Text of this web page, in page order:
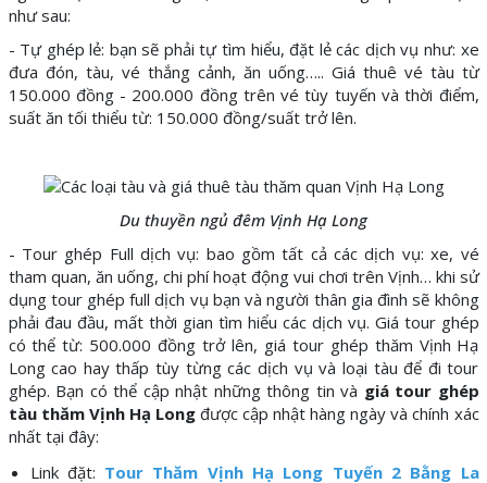
như sau:
- Tự ghép lẻ: bạn sẽ phải tự tìm hiểu, đặt lẻ các dịch vụ như: xe
đưa đón, tàu, vé thắng cảnh, ăn uống….. Giá thuê vé tàu từ
150.000 đồng - 200.000 đồng trên vé tùy tuyến và thời điểm,
suất ăn tối thiểu từ: 150.000 đồng/suất trở lên.
Du thuyền ngủ đêm Vịnh Hạ Long
- Tour ghép Full dịch vụ: bao gồm tất cả các dịch vụ: xe, vé
tham quan, ăn uống, chi phí hoạt động vui chơi trên Vịnh… khi sử
dụng tour ghép full dịch vụ bạn và người thân gia đình sẽ không
phải đau đầu, mất thời gian tìm hiểu các dịch vụ. Giá tour ghép
có thể từ: 500.000 đồng trở lên, giá tour ghép thăm Vịnh Hạ
Long cao hay thấp tùy từng các dịch vụ và loại tàu để đi tour
ghép. Bạn có thể cập nhật những thông tin và giá tour ghép
tàu thăm Vịnh Hạ Longđược cập nhật hàng ngày và chính xác
nhất tại đây:
Link đặt: Tour Thăm Vịnh Hạ Long Tuyến 2 Bằng La